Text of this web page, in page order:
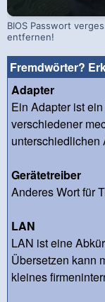
BIOS Passwort
entfernen!
Fremdwörter?
Adapter
Ein Adapter ist
verschiedener
unterschiedlichen
Gerätetreiber
Anderes Wort für
LAN
LAN ist eine
Übersetzen kann
kleines